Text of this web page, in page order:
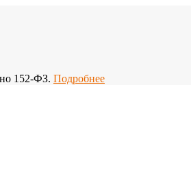
152-ФЗ. Подробнее